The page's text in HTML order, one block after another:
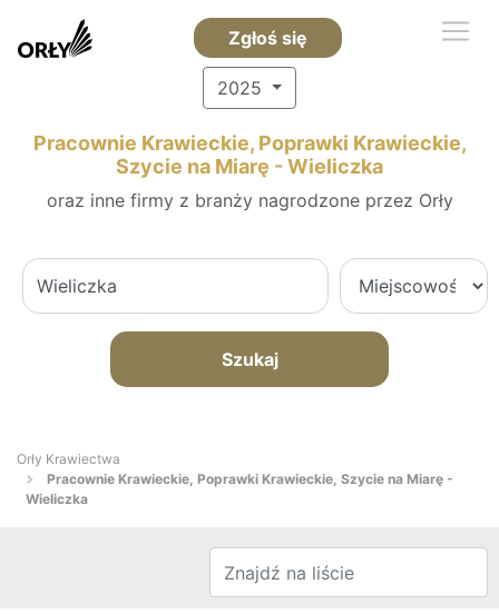
Zgłoś się
2025
Pracownie Krawieckie, Poprawki Krawieckie,
Szycie na Miarę - Wieliczka
oraz inne firmy z branży nagrodzone przez Orły
Szukaj
Orły Krawiectwa
Pracownie Krawieckie, Poprawki Krawieckie, Szycie na Miarę -
Wieliczka